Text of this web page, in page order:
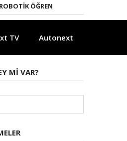
ÖĞRENME DÖNEMI
TV Autonext
MI VAR?